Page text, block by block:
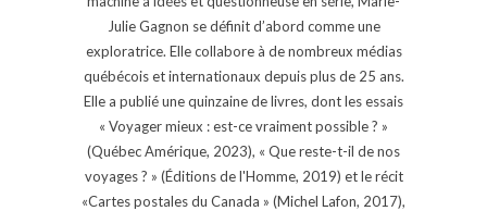
Julie Gagnon se définit d’abord comme une
exploratrice. Elle collabore à de nombreux médias
québécois et internationaux depuis plus de 25 ans.
Elle a publié une quinzaine de livres, dont les essais
« Voyager mieux : est-ce vraiment possible ? »
(Québec Amérique, 2023), « Que reste-t-il de nos
voyages ? » (Éditions de l'Homme, 2019) et le récit
«Cartes postales du Canada » (Michel Lafon, 2017),